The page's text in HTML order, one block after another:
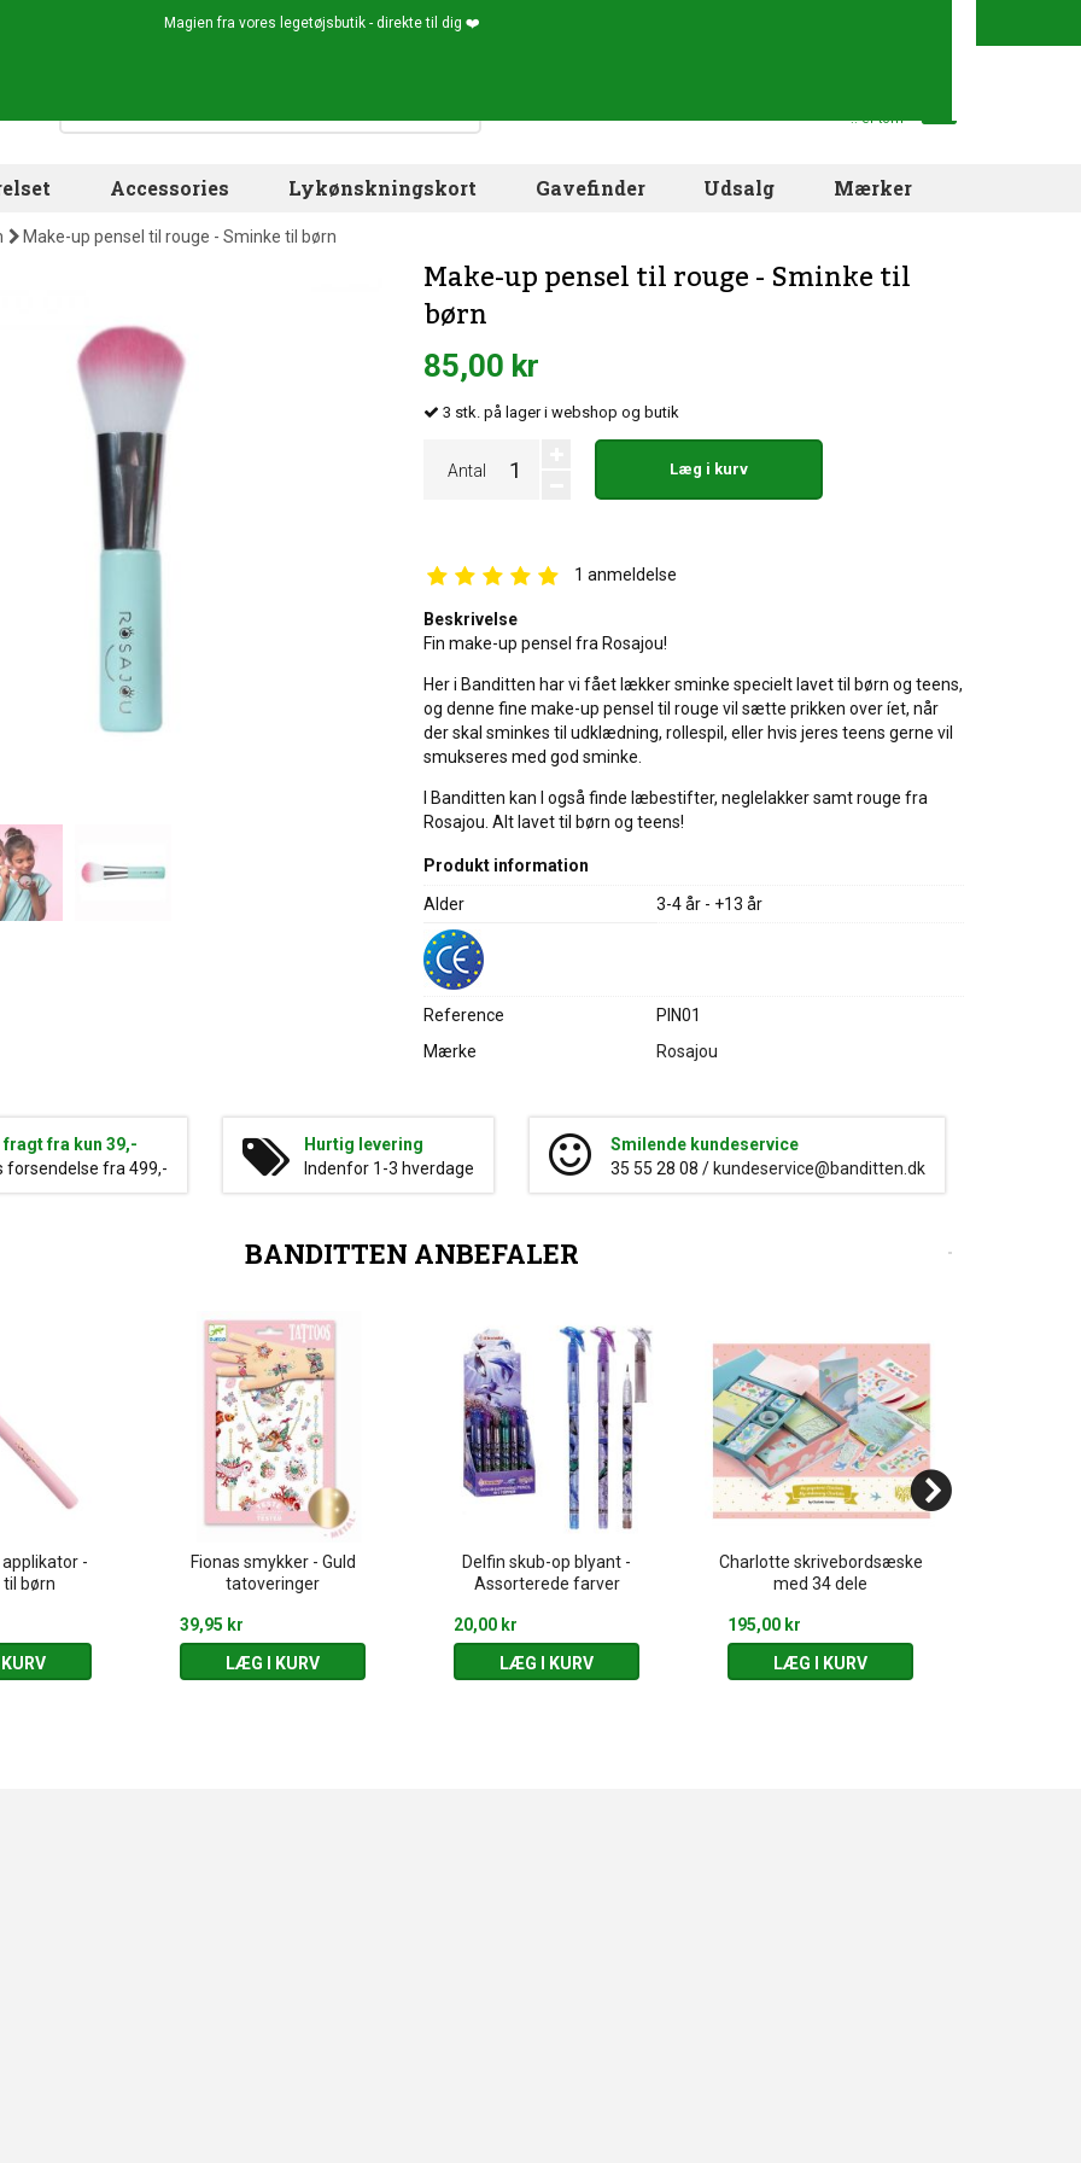
Magien fra vores legetøjsbutik - direkte til dig ❤️
.. er tom
Accessories Lykønskningskort Gavefinder Udsalg Mærker
Make-up pensel til rouge - Sminke til børn
Make-up pensel til rouge - Sminke til
børn
85,00 kr
3 stk. på lager i webshop og butik
Antal Læg i kurv
1 anmeldelse
Beskrivelse
Fin make-up pensel fra Rosajou!
Her i Banditten har vi fået lækker sminke specielt lavet til børn og teens,
og denne fine make-up pensel til rouge vil sætte prikken over íet, når
der skal sminkes til udklædning, rollespil, eller hvis jeres teens gerne vil
smukseres med god sminke.
I Banditten kan I også finde læbestifter, neglelakker samt rouge fra
Rosajou. Alt lavet til børn og teens!
Produkt information
Alder
3-4 år - +13 år
Reference
PIN01
Mærke
Rosajou
fragt fra kun 39,-
forsendelse fra 499,-
Hurtig levering
Indenfor 1-3 hverdage
Smilende kundeservice
35 55 28 08 / kundeservice@banditten.dk
BANDITTEN ANBEFALER
-
børn
Fionas smykker - Guld
tatoveringer
39,95 kr
LÆG I KURV
Delfin skub-op blyant -
Assorterede farver
20,00 kr
LÆG I KURV
Charlotte skrivebordsæske
med 34 dele
195,00 kr
LÆG I KURV